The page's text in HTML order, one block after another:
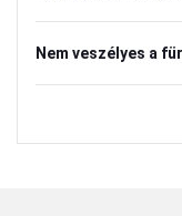
Nem veszélyes a